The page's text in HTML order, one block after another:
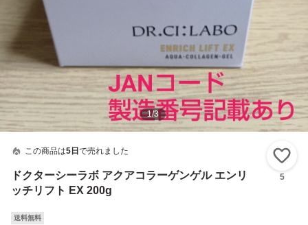
1/3
この商品は5日 で売れました
ドクターシーラボ アクアコラーゲンゲル エンリ
ッチリフト EX 200g
5
送料無料